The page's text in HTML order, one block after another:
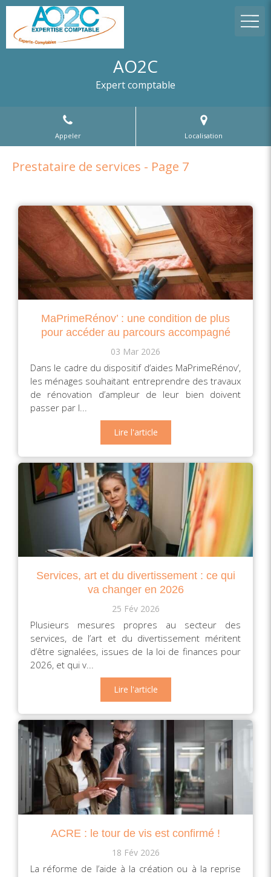
AO2C
Expert comptable
Appeler Localisation
Prestataire de services - Page 7
MaPrimeRénov’ : une condition de plus
pour accéder au parcours accompagné
03 Mar 2026
Dans le cadre du dispositif d’aides MaPrimeRénov’,
les ménages souhaitant entreprendre des travaux
de rénovation d’ampleur de leur bien doivent
passer par l...
Lire l'article
Services, art et du divertissement : ce qui
va changer en 2026
25 Fév 2026
Plusieurs mesures propres au secteur des
services, de l’art et du divertissement méritent
d’être signalées, issues de la loi de finances pour
2026, et qui v...
Lire l'article
ACRE : le tour de vis est confirmé !
18 Fév 2026
La réforme de l’aide à la création ou à la reprise